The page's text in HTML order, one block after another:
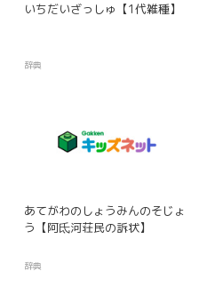
いちだいざっしゅ【1代雑種】
辞典
あてがわのしょうみんのそじょ
う【阿氐河荘民の訴状】
辞典